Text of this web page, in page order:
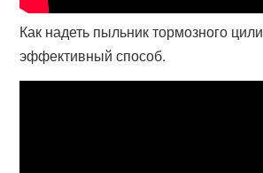
Как надеть пыльник тормозного
эффективный способ.